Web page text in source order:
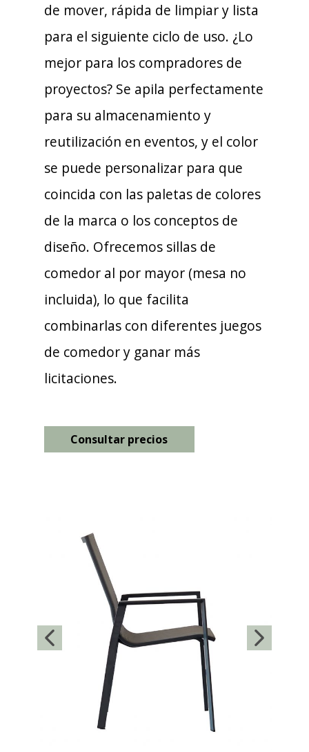
de mover, rápida de limpiar y lista
para el siguiente ciclo de uso. ¿Lo
mejor para los compradores de
proyectos? Se apila perfectamente
para su almacenamiento y
reutilización en eventos, y el color
se puede personalizar para que
coincida con las paletas de colores
de la marca o los conceptos de
diseño. Ofrecemos sillas de
comedor al por mayor (mesa no
incluida), lo que facilita
combinarlas con diferentes juegos
de comedor y ganar más
licitaciones.
Consultar precios